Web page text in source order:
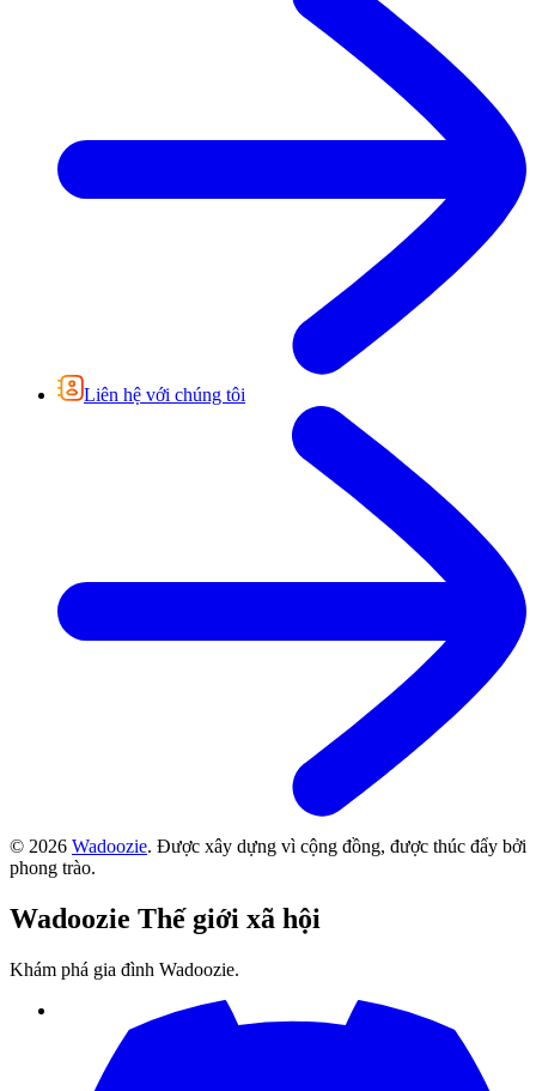
Liên hệ với chúng tôi
© 2026 Wadoozie. Được xây dựng vì cộng đồng, được thúc đẩy bởi
phong trào.
Wadoozie Thế giới xã hội
Khám phá gia đình Wadoozie.